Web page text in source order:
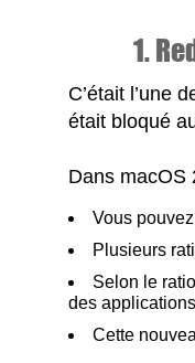
1.
C’était l’une
était bloqué
Dans macOS
Vous
Plusieurs
Selon le
des
Cette